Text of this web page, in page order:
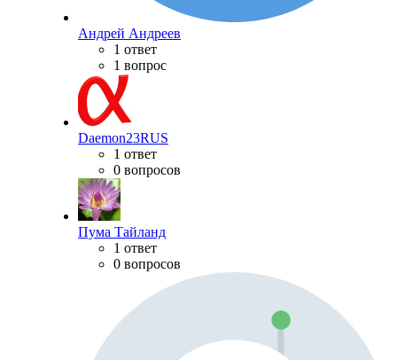
Андрей Андреев
1 ответ
1 вопрос
Daemon23RUS
1 ответ
0 вопросов
Пума Тайланд
1 ответ
0 вопросов